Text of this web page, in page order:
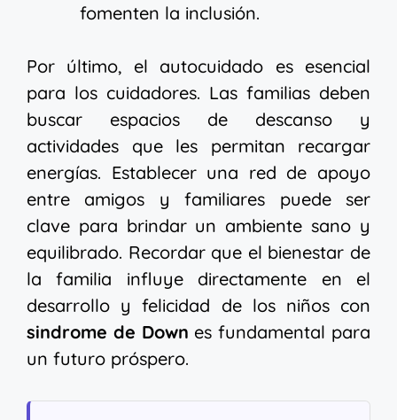
fomenten la inclusión.
Por último, el autocuidado es esencial
para los cuidadores. Las familias deben
buscar espacios de descanso y
actividades que les permitan recargar
energías. Establecer una red de apoyo
entre amigos y familiares puede ser
clave para brindar un ambiente sano y
equilibrado. Recordar que el bienestar de
la familia influye directamente en el
desarrollo y felicidad de los niños con
sindrome de Down es fundamental para
un futuro próspero.